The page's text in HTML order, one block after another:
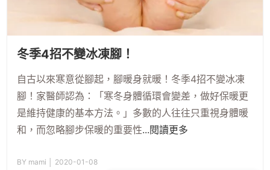
冬季4招不變冰凍腳！
自古以來寒意從腳起，腳暖身就暖！冬季4招不變冰凍
腳！家醫師認為：「寒冬身體循環會變差，做好保暖更
是維持健康的基本方法。」多數的人往往只重視身體暖
和，而忽略腳步保暖的重要性...閱讀更多
BY mami │ 2020-01-08